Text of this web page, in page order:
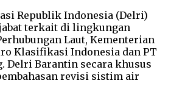
Republik Indonesia (Delri)
terkait di lingkungan
Laut, Kementerian
Klasifikasi Indonesia dan PT
Delri Barantin secara khusus
revisi sistim air